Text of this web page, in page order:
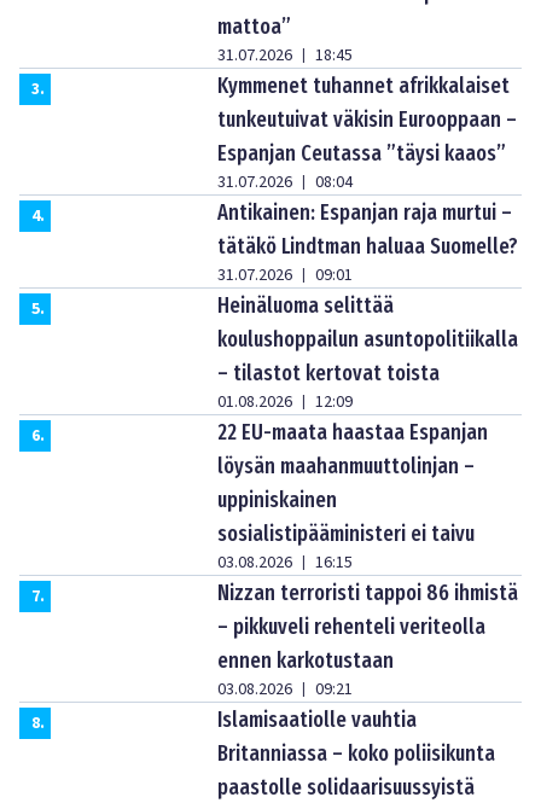
mattoa”
31.07.2026 | 18:45
3.
Kymmenet tuhannet afrikkalaiset
tunkeutuivat väkisin Eurooppaan –
Espanjan Ceutassa ”täysi kaaos”
31.07.2026 | 08:04
4.
Antikainen: Espanjan raja murtui –
tätäkö Lindtman haluaa Suomelle?
31.07.2026 | 09:01
5.
Heinäluoma selittää
koulushoppailun asuntopolitiikalla
– tilastot kertovat toista
01.08.2026 | 12:09
6.
22 EU-maata haastaa Espanjan
löysän maahanmuuttolinjan –
uppiniskainen
sosialistipääministeri ei taivu
03.08.2026 | 16:15
7.
Nizzan terroristi tappoi 86 ihmistä
– pikkuveli rehenteli veriteolla
ennen karkotustaan
03.08.2026 | 09:21
8.
Islamisaatiolle vauhtia
Britanniassa – koko poliisikunta
paastolle solidaarisuussyistä